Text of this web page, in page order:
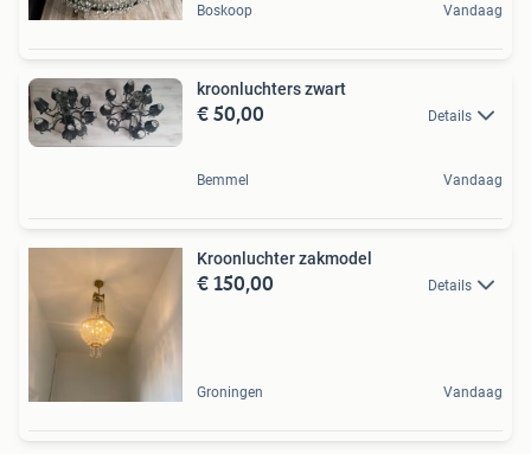
Boskoop Vandaag
kroonluchters zwart
€ 50,00 Details
Bemmel Vandaag
Kroonluchter zakmodel
€ 150,00 Details
Groningen Vandaag